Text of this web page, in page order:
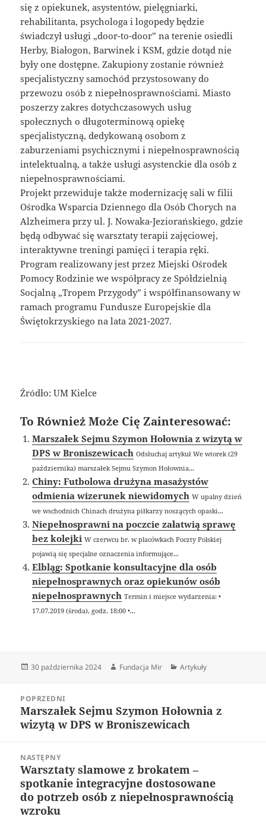
się z opiekunek, asystentów, pielęgniarki,
rehabilitanta, psychologa i logopedy będzie
świadczył usługi „door-to-door” na terenie osiedli
Herby, Białogon, Barwinek i KSM, gdzie dotąd nie
były one dostępne. Zakupiony zostanie również
specjalistyczny samochód przystosowany do
przewozu osób z niepełnosprawnościami. Miasto
poszerzy zakres dotychczasowych usług
społecznych o długoterminową opiekę
specjalistyczną, dedykowaną osobom z
zaburzeniami psychicznymi i niepełnosprawnością
intelektualną, a także usługi asystenckie dla osób z
niepełnosprawnościami.
Projekt przewiduje także modernizację sali w filii
Ośrodka Wsparcia Dziennego dla Osób Chorych na
Alzheimera przy ul. J. Nowaka-Jeziorańskiego, gdzie
będą odbywać się warsztaty terapii zajęciowej,
interaktywne treningi pamięci i terapia ręki.
Program realizowany jest przez Miejski Ośrodek
Pomocy Rodzinie we współpracy ze Spółdzielnią
Socjalną „Tropem Przygody” i współfinansowany w
ramach programu Fundusze Europejskie dla
Świętokrzyskiego na lata 2021-2027.
Źródło: UM Kielce
To Również Może Cię Zainteresować:
Marszałek Sejmu Szymon Hołownia z wizytą w
DPS w Broniszewicach Odsłuchaj artykuł We wtorek (29
października) marszałek Sejmu Szymon Hołownia...
Chiny: Futbolowa drużyna masażystów
odmienia wizerunek niewidomych W upalny dzień
we wschodnich Chinach drużyna piłkarzy noszących opaski...
Niepełnosprawni na poczcie załatwią sprawę
bez kolejki W czerwcu br. w placówkach Poczty Polskiej
pojawią się specjalne oznaczenia informujące...
Elbląg: Spotkanie konsultacyjne dla osób
niepełnosprawnych oraz opiekunów osób
niepełnosprawnych Termin i miejsce wydarzenia: •
17.07.2019 (środa), godz. 18:00 •...
Data
30 października 2024 Autor
Fundacja Mir Kategorie
Artykuły
wpisuPOPRZEDNI
Poprzedni
wpis:
Marszałek Sejmu Szymon Hołownia z
wizytą w DPS w Broniszewicach
NASTĘPNY
Następny
wpis:
Warsztaty slamowe z brokatem –
spotkanie integracyjne dostosowane
do potrzeb osób z niepełnosprawnością
wzroku